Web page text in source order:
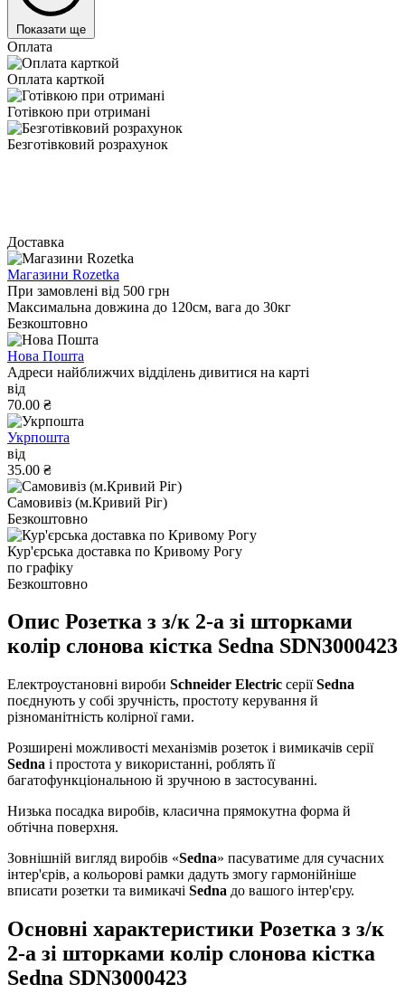
Показати ще
Оплата
Оплата карткой
Готівкою при отримані
Безготівковий розрахунок
Доставка
Магазини Rozetka
При замовлені від 500 грн
Максимальна довжина до 120см, вага до 30кг
Безкоштовно
Нова Пошта
Адреси найближчих відділень дивитися на карті
від
70.00 ₴
Укрпошта
від
35.00 ₴
Самовивіз (м.Кривий Ріг)
Безкоштовно
Кур'єрська доставка по Кривому Рогу
по графіку
Безкоштовно
Опис Розетка з з/к 2-а зі шторками
колір слонова кістка Sedna SDN3000423
Електроустановні вироби Schneider Electric серіїSedna
поєднують у собі зручність, простоту керування й
різноманітність колірної гами.
Розширені можливості механізмів розеток і вимикачів серії
Sedna і простота у використанні, роблять її
багатофункціональною й зручною в застосуванні.
Низька посадка виробів, класична прямокутна форма й
обтічна поверхня.
Зовнішній вигляд виробів «Sedna» пасуватиме для сучасних
інтер'єрів, а кольорові рамки дадуть змогу гармонійніше
вписати розетки та вимикачі Sedna до вашого інтер'єру.
Основні характеристики Розетка з з/к
2-а зі шторками колір слонова кістка
Sedna SDN3000423